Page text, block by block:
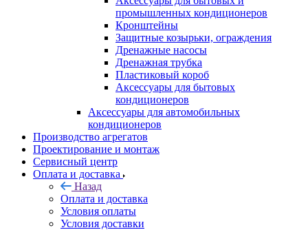
промышленных кондиционеров
Кронштейны
Защитные козырьки, ограждения
Дренажные насосы
Дренажная трубка
Пластиковый короб
Аксессуары для бытовых
кондиционеров
Аксессуары для автомобильных
кондиционеров
Производство агрегатов
Проектирование и монтаж
Сервисный центр
Оплата и доставка
Назад
Оплата и доставка
Условия оплаты
Условия доставки